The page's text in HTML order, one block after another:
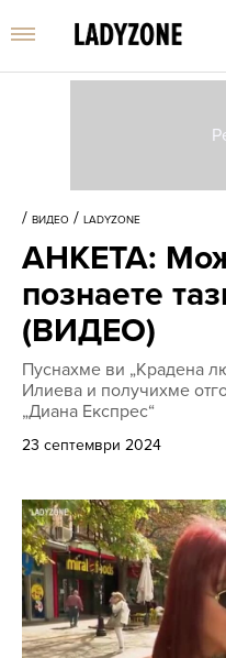
/ ВИДЕО / LADYZONE
АНКЕТА:
познаете
(ВИДЕО)
Пуснахме ви „Крадена
Илиева и получихме
„Диана Експрес“
23 септември 2024